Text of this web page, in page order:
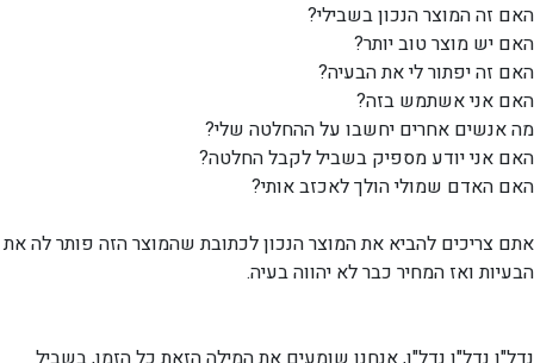
האם זה המוצר הנכון בשבילי?
האם יש מוצר טוב יותר?
האם זה יפתור לי את הבעיה?
האם אני אשתמש בזה?
מה אנשים אחרים יחשבו על ההחלטה שלי?
האם אני יודע מספיק בשביל לקבל החלטה?
האם האדם שמולי הולך לאכזב אותי?
אתם צריכים להביא את המוצר הנכון לכתובת שהמוצר הזה פותר לה את
הבעיות ואז המחיר כבר לא יהווה בעיה.